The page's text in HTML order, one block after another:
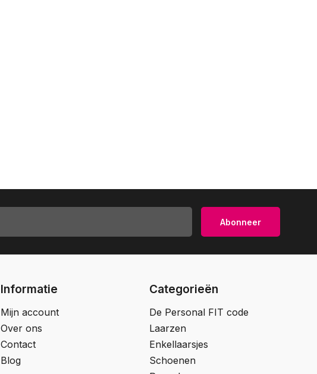
Abonneer
Informatie
Mijn account
Over ons
Contact
Blog
Categorieën
De Personal FIT code
Laarzen
Enkellaarsjes
Schoenen